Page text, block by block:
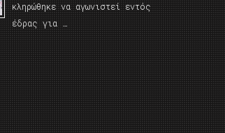
κληρώθηκε να αγωνιστεί εντός
έδρας για …